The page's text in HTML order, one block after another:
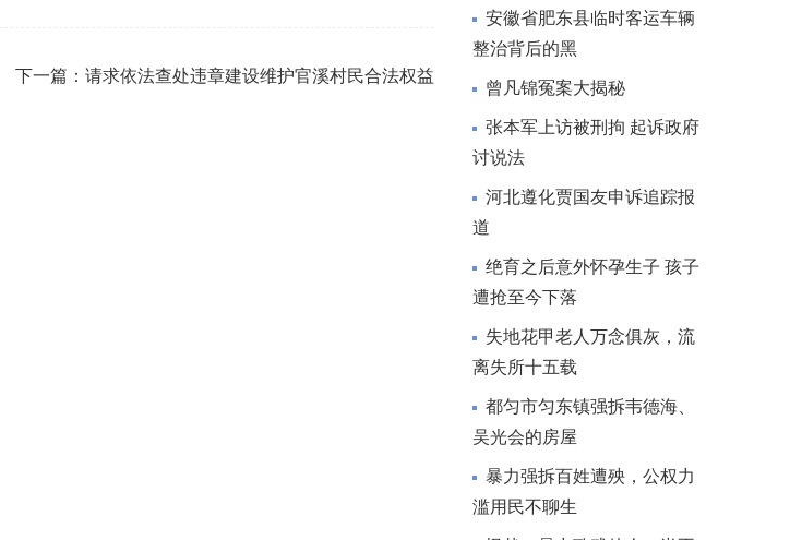
下一篇： 请求依法查处违章建设维护官溪村民合法权益
安徽省肥东县临时客运车辆
整治背后的黑
曾凡锦冤案大揭秘
张本军上访被刑拘 起诉政府
讨说法
河北遵化贾国友申诉追踪报
道
绝育之后意外怀孕生子 孩子
遭抢至今下落
失地花甲老人万念俱灰，流
离失所十五载
都匀市匀东镇强拆韦德海、
吴光会的房屋
暴力强拆百姓遭殃，公权力
滥用民不聊生